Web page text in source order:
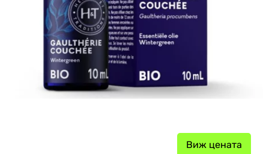
Виж цената